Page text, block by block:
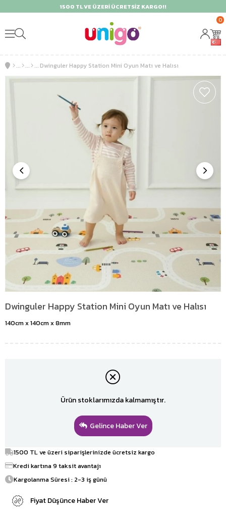
1500 TL VE ÜZERİ ÜCRETSİZ KARGO!!
0
Dwinguler Happy Station Mini Oyun Matı ve Halısı
Dwinguler Happy Station Mini Oyun Matı ve Halısı
140cm x 140cm x 8mm
Ürün stoklarımızda kalmamıştır.
Gelince Haber Ver
1500 TL ve üzeri siparişlerinizde ücretsiz kargo
Kredi kartına 9 taksit avantajı
Kargolanma Süresi : 2-3 iş günü
Fiyat Düşünce Haber Ver